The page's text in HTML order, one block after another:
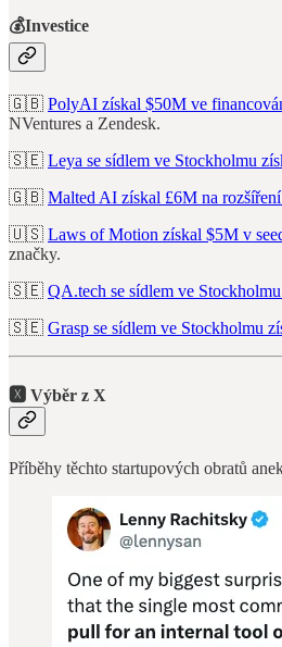
💰Investice
🇬🇧 PolyAI získal $50M ve
NVentures a Zendesk.
🇸🇪 Leya se sídlem ve Stockholmu
🇬🇧 Malted AI získal £6M na
🇺🇸 Laws of Motion získal $5M v
značky.
🇸🇪 QA.tech se sídlem ve
🇸🇪 Grasp se sídlem ve Stockholmu
🆇 Výběr z X
Příběhy těchto startupových obratů